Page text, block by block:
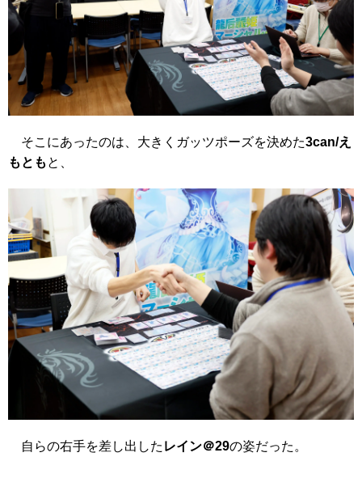
そこにあったのは、大きくガッツポーズを決めた3can/え
もとも と、
自らの右手を差し出した レイン＠29の姿だった。